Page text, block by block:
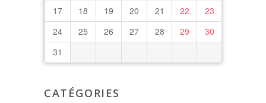
17
18 19 20 21 22
23
24
25 26 27 28 29
30
31
CATÉGORIES